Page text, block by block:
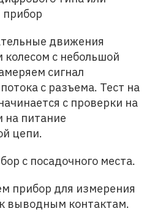
прибор
движения
с небольшой
сигнал
с разъема. Тест на
с проверки на
на питание
цепи.
с посадочного места.
прибор для измерения
выводным контактам.